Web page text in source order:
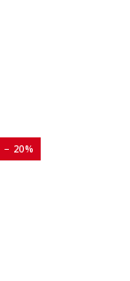
− 20%